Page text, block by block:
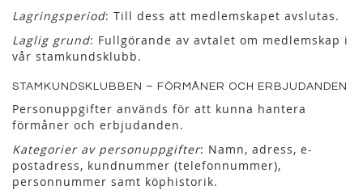
Lagringsperiod: Till dess att medlemskapet avslutas.
Laglig grund: Fullgörande av avtalet om medlemskap i
vår stamkundsklubb.
STAMKUNDSKLUBBEN – FÖRMÅNER OCH ERBJUDANDEN
Personuppgifter används för att kunna hantera
förmåner och erbjudanden.
Kategorier av personuppgifter: Namn, adress, e-
postadress, kundnummer (telefonnummer),
personnummer samt köphistorik.